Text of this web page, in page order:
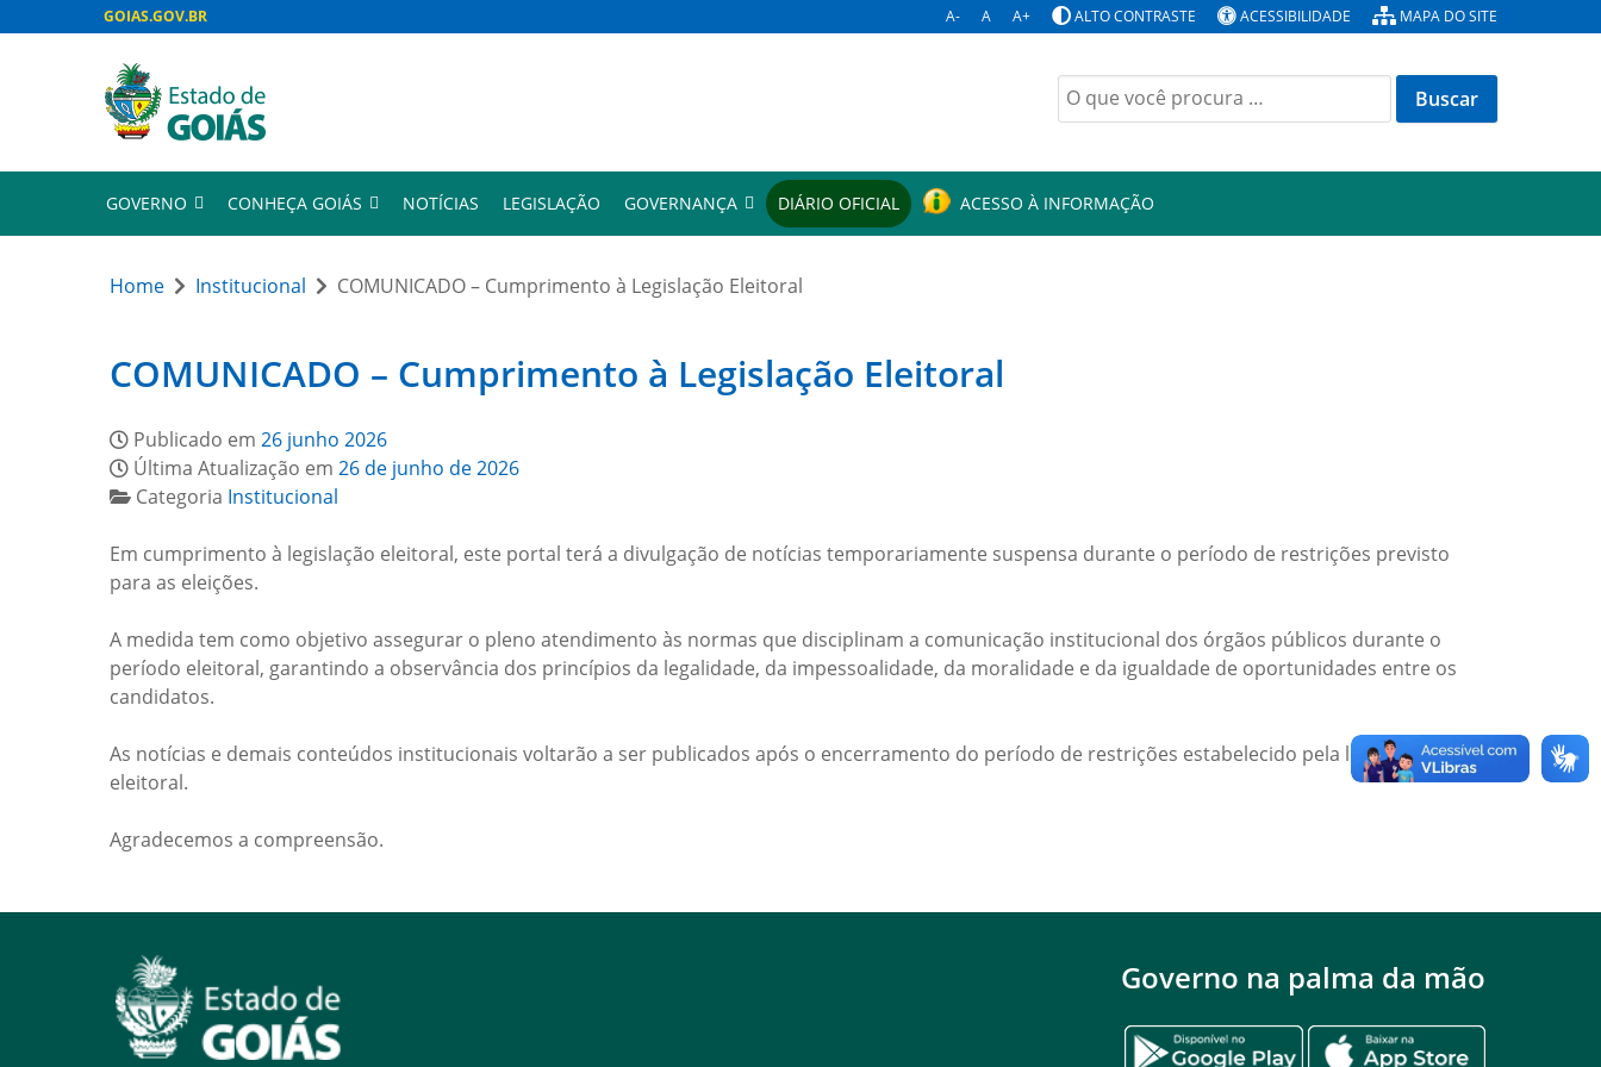
GOIAS.GOV.BR A- A A+ ALTO CONTRASTE ACESSIBILIDADE MAPA DO SITE
Buscar
por:
GOVERNO CONHEÇA GOIÁS NOTÍCIAS LEGISLAÇÃO GOVERNANÇA DIÁRIO OFICIAL ACESSO À INFORMAÇÃO
Home Institucional COMUNICADO – Cumprimento à Legislação Eleitoral
COMUNICADO – Cumprimento à Legislação Eleitoral
Publicado em 26 junho 2026
Última Atualização em 26 de junho de 2026
Categoria Institucional
Em cumprimento à legislação eleitoral, este portal terá a divulgação de notícias temporariamente suspensa durante o período de restrições previsto
para as eleições.
A medida tem como objetivo assegurar o pleno atendimento às normas que disciplinam a comunicação institucional dos órgãos públicos durante o
período eleitoral, garantindo a observância dos princípios da legalidade, da impessoalidade, da moralidade e da igualdade de oportunidades entre os
candidatos.
As notícias e demais conteúdos institucionais voltarão a ser publicados após o encerramento do período de restrições estabelecido pela legislação
eleitoral.
Agradecemos a compreensão.
Governo na palma da mão